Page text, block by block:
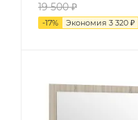
19 500₽
-17% Экономия 3 320 ₽